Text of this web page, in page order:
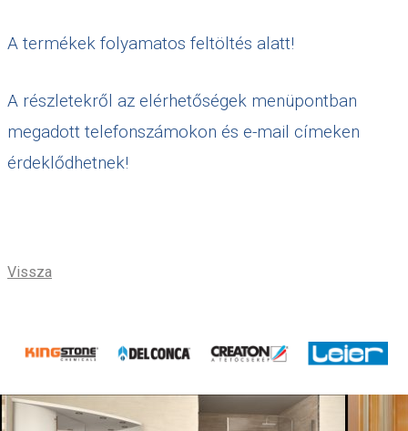
A termékek folyamatos feltöltés alatt!
A részletekről az elérhetőségek menüpontban
megadott telefonszámokon és e-mail címeken
érdeklődhetnek!
Vissza